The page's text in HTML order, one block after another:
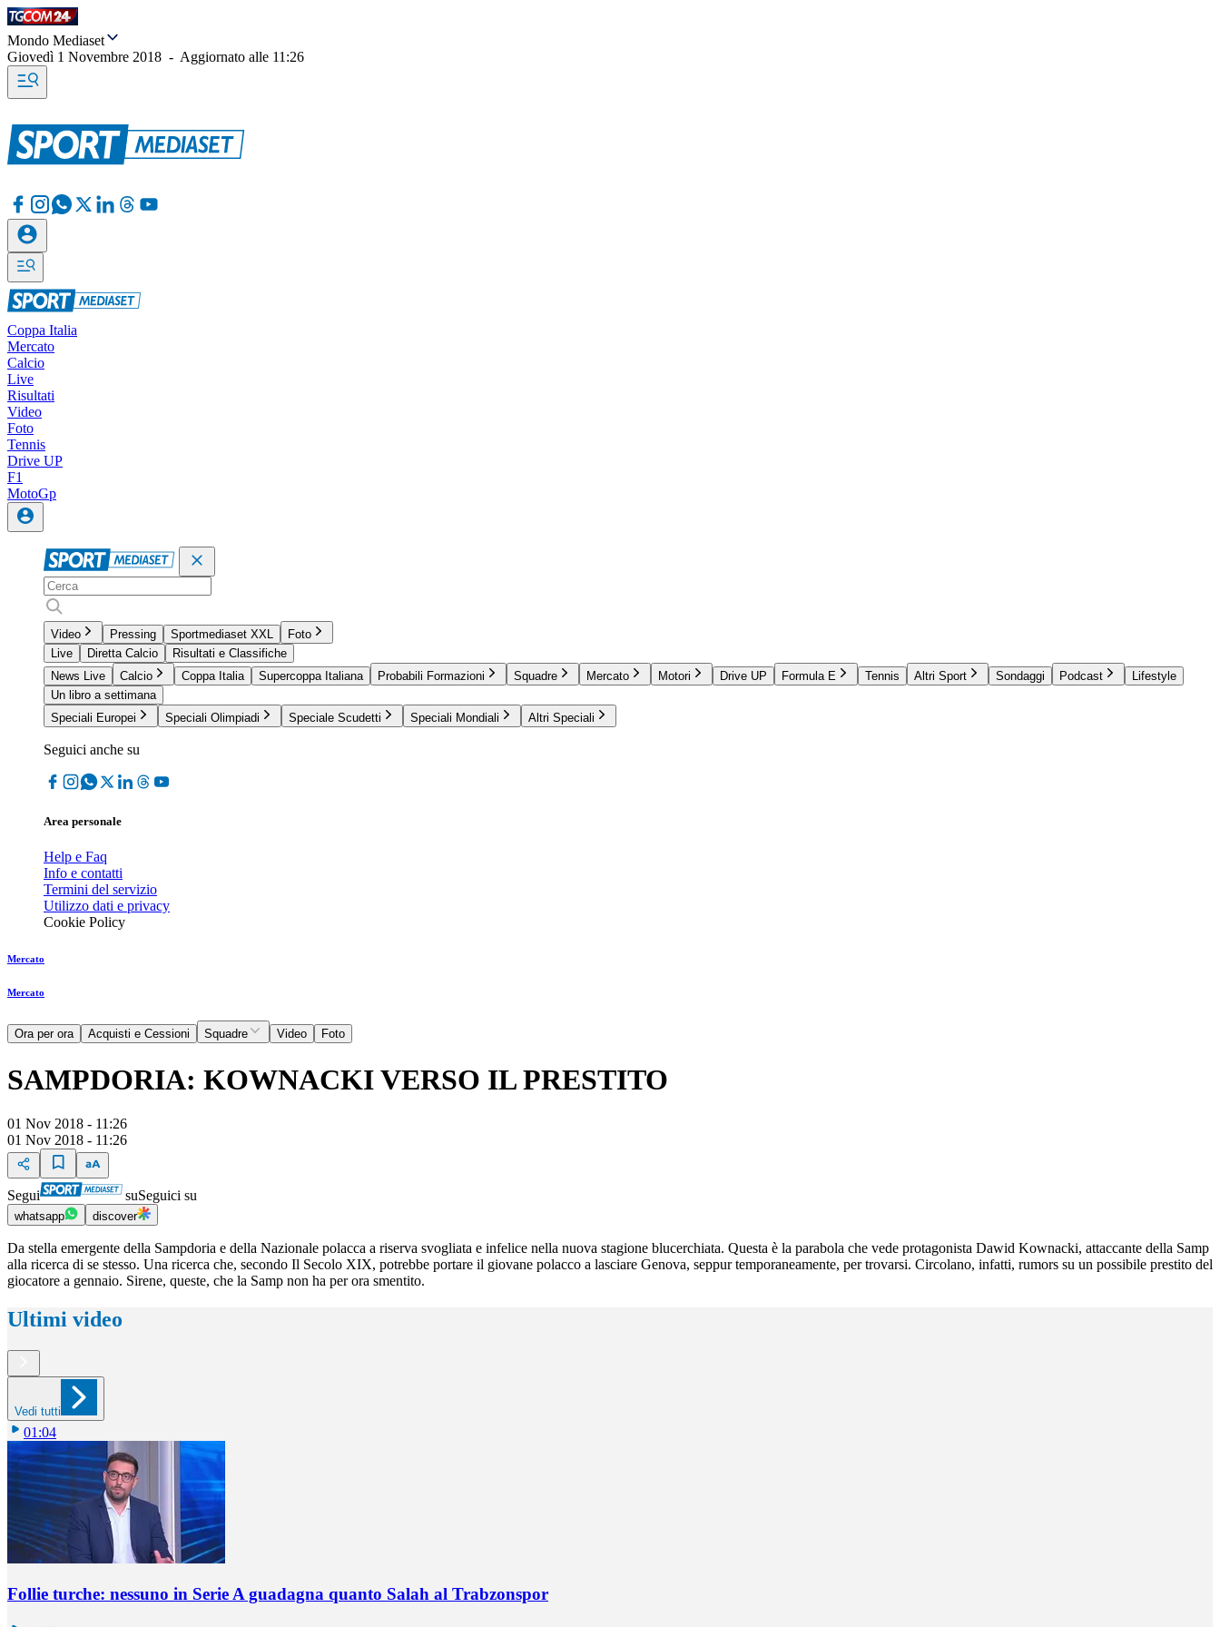
Mondo Mediaset
Giovedì 1 Novembre 2018 - Aggiornato alle 11:26
Coppa Italia
Mercato
Calcio
Live
Risultati
Video
Foto
Tennis
Drive UP
F1
MotoGp
Video Pressing Sportmediaset XXL
Foto
Live
Diretta Calcio
Risultati e Classifiche
News Live
Calcio Coppa Italia Supercoppa Italiana Probabili Formazioni Squadre Mercato Motori Drive UP Formula E Tennis Altri Sport Sondaggi Podcast
Lifestyle
Un libro a settimana
Speciali Europei
Speciali Olimpiadi Speciale Scudetti Speciali Mondiali Altri Speciali
Seguici anche su
Area personale
Help e Faq
Info e contatti
Termini del servizio
Utilizzo dati e privacy
Cookie Policy
Mercato
Mercato
Ora per ora Acquisti e Cessioni Squadre Video Foto
SAMPDORIA: KOWNACKI VERSO IL PRESTITO
01 Nov 2018 - 11:26
01 Nov 2018 - 11:26
Segui suSeguici su
whatsapp discover
Da stella emergente della Sampdoria e della Nazionale polacca a riserva svogliata e infelice nella nuova stagione blucerchiata. Questa è la parabola che vede protagonista Dawid Kownacki, attaccante della Samp
alla ricerca di se stesso. Una ricerca che, secondo Il Secolo XIX, potrebbe portare il giovane polacco a lasciare Genova, seppur temporaneamente, per trovarsi. Circolano, infatti, rumors su un possibile prestito del
giocatore a gennaio. Sirene, queste, che la Samp non ha per ora smentito.
Ultimi video
Vedi tutti
01:04
Follie turche: nessuno in Serie A guadagna quanto Salah al Trabzonspor